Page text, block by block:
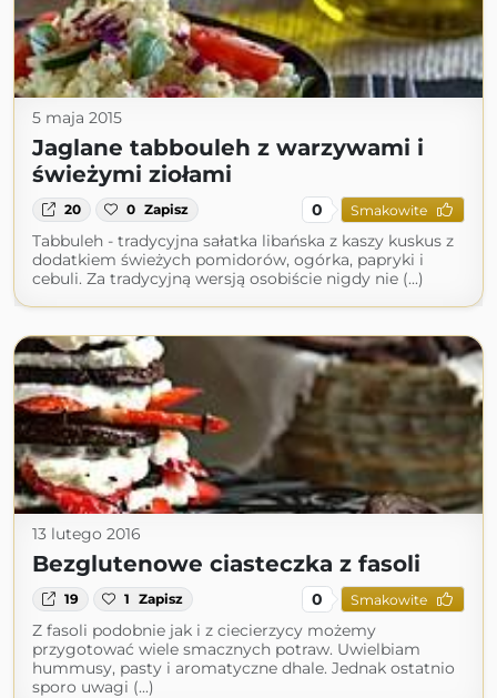
5 maja 2015
Jaglane tabbouleh z warzywami i
świeżymi ziołami
20 0 Zapisz 0 Smakowite
Tabbuleh - tradycyjna sałatka libańska z kaszy kuskus z
dodatkiem świeżych pomidorów, ogórka, papryki i
cebuli. Za tradycyjną wersją osobiście nigdy nie (...)
13 lutego 2016
Bezglutenowe ciasteczka z fasoli
19 1 Zapisz 0 Smakowite
Z fasoli podobnie jak i z ciecierzycy możemy
przygotować wiele smacznych potraw. Uwielbiam
hummusy, pasty i aromatyczne dhale. Jednak ostatnio
sporo uwagi (...)